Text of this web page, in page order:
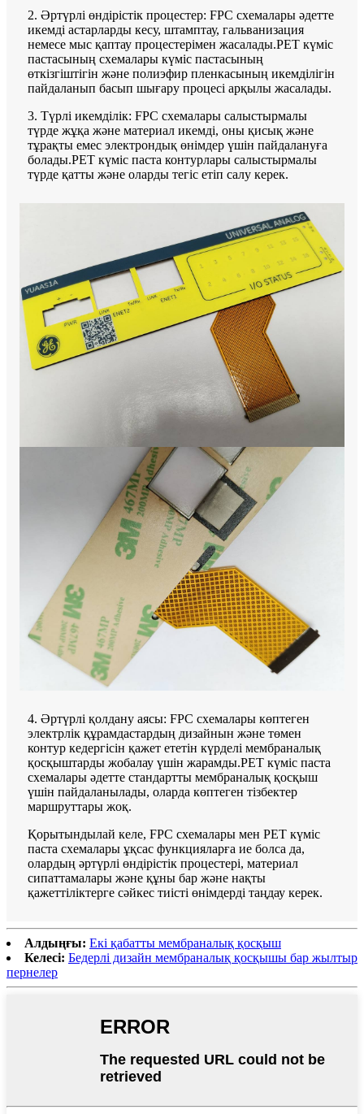
2. Әртүрлі өндірістік процестер: FPC схемалары әдетте
икемді астарларды кесу, штамптау, гальванизация
немесе мыс қаптау процестерімен жасалады.PET күміс
пастасының схемалары күміс пастасының
өткізгіштігін және полиэфир пленкасының икемділігін
пайдаланып басып шығару процесі арқылы жасалады.
3. Түрлі икемділік: FPC схемалары салыстырмалы
түрде жұқа және материал икемді, оны қисық және
тұрақты емес электрондық өнімдер үшін пайдалануға
болады.PET күміс паста контурлары салыстырмалы
түрде қатты және оларды тегіс етіп салу керек.
4. Әртүрлі қолдану аясы: FPC схемалары көптеген
электрлік құрамдастардың дизайнын және төмен
контур кедергісін қажет ететін күрделі мембраналық
қосқыштарды жобалау үшін жарамды.PET күміс паста
схемалары әдетте стандартты мембраналық қосқыш
үшін пайдаланылады, оларда көптеген тізбектер
маршруттары жоқ.
Қорытындылай келе, FPC схемалары мен PET күміс
паста схемалары ұқсас функцияларға ие болса да,
олардың әртүрлі өндірістік процестері, материал
сипаттамалары және құны бар және нақты
қажеттіліктерге сәйкес тиісті өнімдерді таңдау керек.
Алдыңғы: Екі қабатты мембраналық қосқыш
Келесі: Бедерлі дизайн мембраналық қосқышы бар жылтыр
пернелер